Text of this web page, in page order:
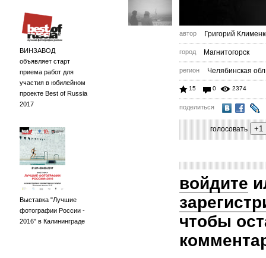
ВИНЗАВОД
объявляет старт
приема работ для
участия в юбилейном
проекте Best of Russia
2017
Выставка "Лучшие
фотографии России -
2016" в Калининграде
автор Григорий
город Магнитогорск
регион Челябинская
15 0 2374
поделиться
голосовать
войдите
чтобы